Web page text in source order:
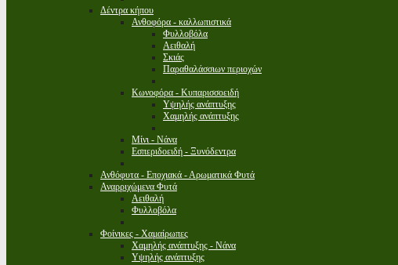
Δέντρα κήπου
Ανθοφόρα - καλλωπιστικά
Φυλλοβόλα
Αειθαλή
Σκιάς
Παραθαλάσσιων περιοχών
Κωνοφόρα - Κυπαρισσοειδή
Υψηλής ανάπτυξης
Χαμηλής ανάπτυξης
Μίνι - Νάνα
Εσπεριδοειδή - Ξυνόδεντρα
Ανθόφυτα - Εποχιακά - Αρωματικά Φυτά
Αναρριχώμενα Φυτά
Αειθαλή
Φυλλοβόλα
Φοίνικες - Χαμαίρωπες
Χαμηλής ανάπτυξης - Νάνα
Υψηλής ανάπτυξης